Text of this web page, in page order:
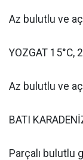
Az bulutlu ve
YOZGAT 15°C,
Az bulutlu ve
BATI
Parçalı bulutlu